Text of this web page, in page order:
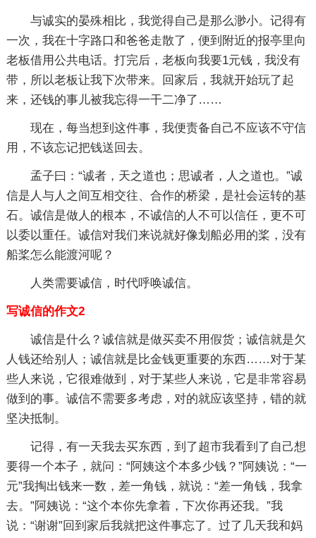
与诚实的晏殊相比，我觉得自己是那么渺小。记得有
一次，我在十字路口和爸爸走散了，便到附近的报亭里向
老板借用公共电话。打完后，老板向我要1元钱，我没有
带，所以老板让我下次带来。回家后，我就开始玩了起
来，还钱的事儿被我忘得一干二净了……
现在，每当想到这件事，我便责备自己不应该不守信
用，不该忘记把钱送回去。
孟子曰：“诚者，天之道也；思诚者，人之道也。”诚
信是人与人之间互相交往、合作的桥梁，是社会运转的基
石。诚信是做人的根本，不诚信的人不可以信任，更不可
以委以重任。诚信对我们来说就好像划船必用的桨，没有
船桨怎么能渡河呢？
人类需要诚信，时代呼唤诚信。
写诚信的作文2
诚信是什么？诚信就是做买卖不用假货；诚信就是欠
人钱还给别人；诚信就是比金钱更重要的东西……对于某
些人来说，它很难做到，对于某些人来说，它是非常容易
做到的事。诚信不需要多考虑，对的就应该坚持，错的就
坚决抵制。
记得，有一天我去买东西，到了超市我看到了自己想
要得一个本子，就问：“阿姨这个本多少钱？”阿姨说：“一
元”我掏出钱来一数，差一角钱，就说：“差一角钱，我拿
去。”阿姨说：“这个本你先拿着，下次你再还我。”我
说：“谢谢”回到家后我就把这件事忘了。过了几天我和妈